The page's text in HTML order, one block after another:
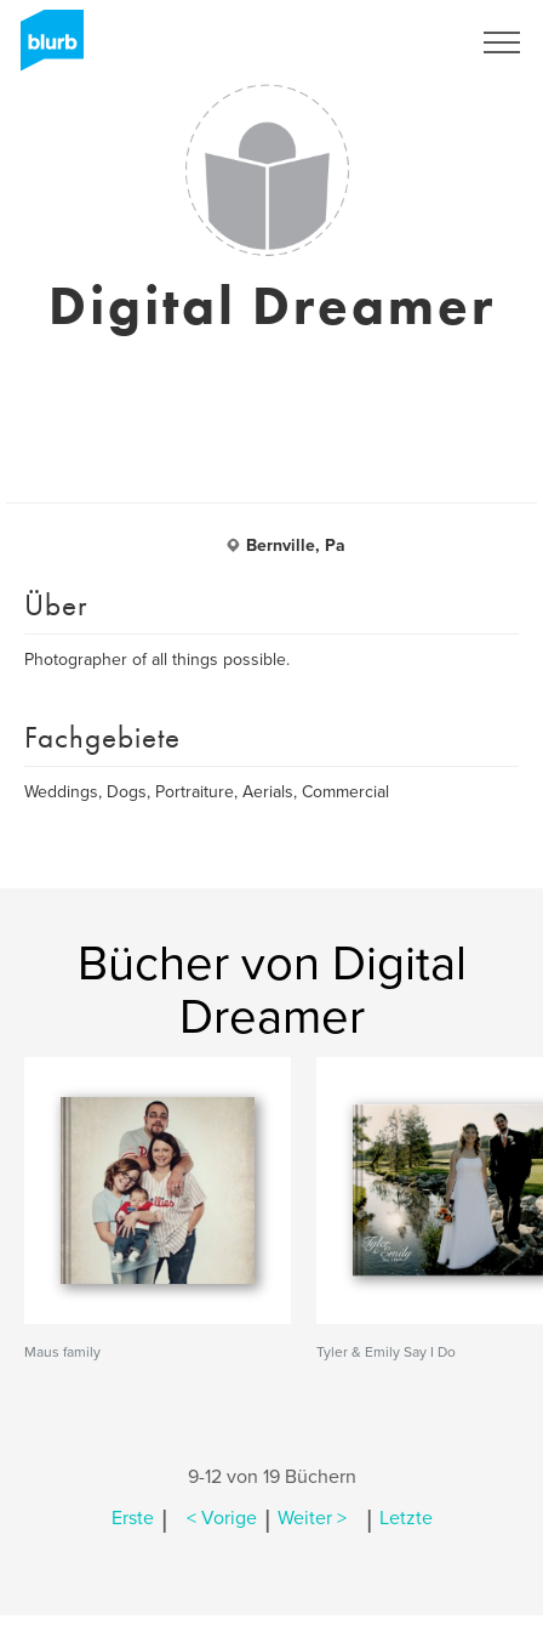
Digital Dreamer
Bernville, Pa
Über
Photographer of all things possible.
Fachgebiete
Weddings, Dogs, Portraiture, Aerials, Commercial
Bücher von Digital
Dreamer
Maus family Tyler & Emily Say I Do
9-12 von 19 Büchern
Erste | < Vorige | Weiter > | Letzte